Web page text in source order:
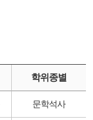
학위종별
문학석사